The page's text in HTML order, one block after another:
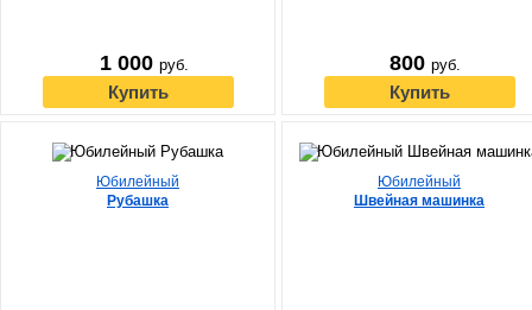
1 000 руб.
Купить
800руб.
Купить
Юбилейный
Рубашка
Юбилейный
Швейная машинка